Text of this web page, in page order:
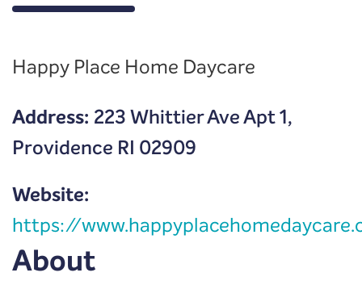
Happy Place Home Daycare
Address: 223 Whittier Ave Apt 1,
Providence RI 02909
Website:
https://
About